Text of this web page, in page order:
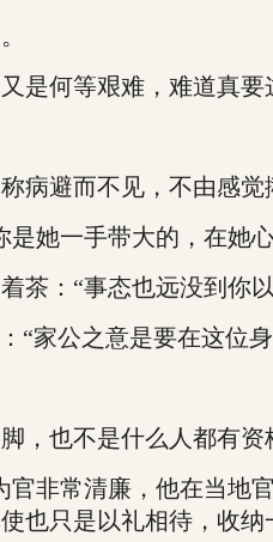
何等艰难，难道真要
避而不见，不由感觉
她一手带大的，在她
：“事态也远没到你
公之意是要在这位
也不是什么人都有资
常清廉，他在当地
也只是以礼相待，收